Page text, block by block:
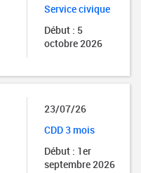
Service civique
Début : 5
octobre 2026
23/07/26
CDD 3 mois
Début : 1er
septembre 2026